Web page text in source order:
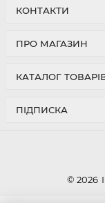
КОНТАКТИ
ПРО МАГАЗИН
КАТАЛОГ
ПІДПИСКА
© 2026